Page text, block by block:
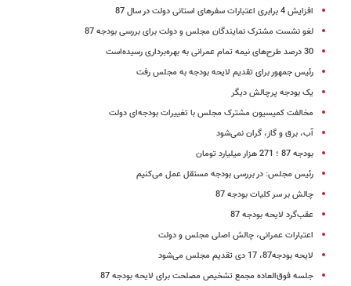
افزایش 4 برابری اعتبارات سفرهای استانی دولت در سال 87
لغو نشست مشترک نمایندگان مجلس و دولت برای بررسی بودجه 87
30 درصد طرح‌های نیمه تمام عمرانی به بهره‌برداری رسیده‌است
رئیس جمهور برای تقدیم لایحه بودجه به مجلس رفت
یک بودجه پرچالش دیگر
مخالفت کمیسیون مشترک مجلس با تغییرات بودجه‌ای دولت
آب، برق و گاز، گران نمی‌شود
بودجه 87 ؛ 271 هزار میلیارد تومان
رئیس مجلس: در بررسی بودجه مستقل عمل می‌کنیم
چالش بر سر کلیات بودجه 87
عقب‌گرد لایحه بودجه 87
اعتبارات عمرانی، چالش اصلی مجلس و دولت
لایحه بودجه87، 17 دی تقدیم مجلس می‌شود
جلسه فوق‌العاده مجمع تشخیص مصلحت برای لایحه بودجه 87